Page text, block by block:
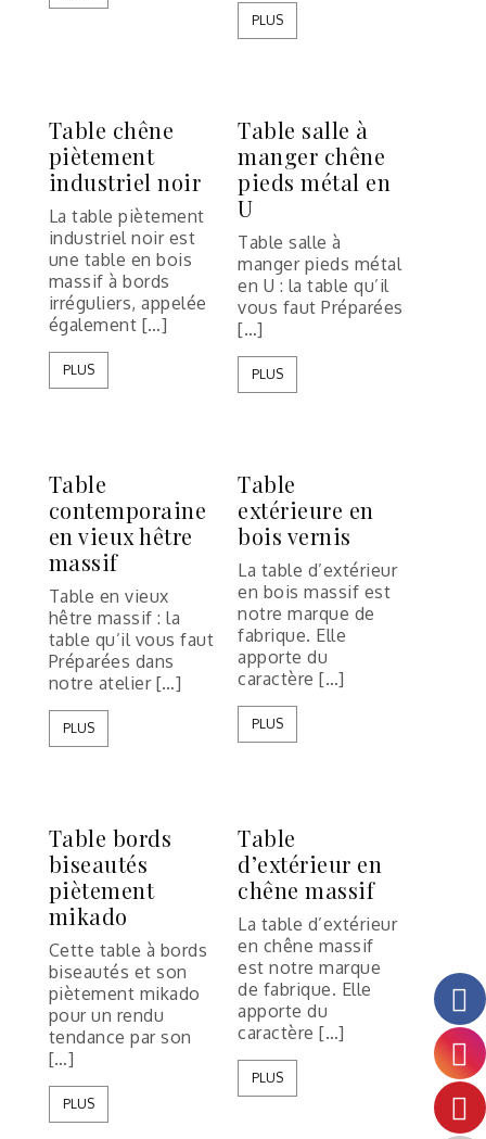
PLUS
Table chêne
piètement
industriel noir
La table piètement
industriel noir est
une table en bois
massif à bords
irréguliers, appelée
également […]
PLUS
Table salle à
manger chêne
pieds métal en
U
Table salle à
manger pieds métal
en U : la table qu’il
vous faut Préparées
[…]
PLUS
Table
contemporaine
en vieux hêtre
massif
Table en vieux
hêtre massif : la
table qu’il vous faut
Préparées dans
notre atelier […]
PLUS
Table
extérieure en
bois vernis
La table d’extérieur
en bois massif est
notre marque de
fabrique. Elle
apporte du
caractère […]
PLUS
Table bords
biseautés
piètement
mikado
Cette table à bords
biseautés et son
piètement mikado
pour un rendu
tendance par son
[…]
PLUS
Table
d’extérieur en
chêne massif
La table d’extérieur
en chêne massif
est notre marque
de fabrique. Elle
apporte du
caractère […]
PLUS